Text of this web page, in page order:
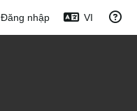
Đăng nhập VI